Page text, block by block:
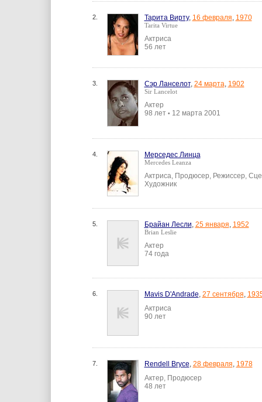
2. Тарита Вирту, 16 февраля, 1970
Tarita Virtue
Актриса
56 лет
3. Сэр Ланселот, 24 марта, 1902
Sir Lancelot
Актер
98 лет • 12 марта 2001
4. Мерседес Линца
Mercedes Leanza
Актриса, Продюсер, Режиссер,
Художник
5. Брайан Лесли, 25 января, 1952
Brian Leslie
Актер
74 года
6. Mavis D'Andrade, 27 сентября,
Актриса
90 лет
7. Rendell Bryce, 28 февраля, 1978
Актер, Продюсер
48 лет